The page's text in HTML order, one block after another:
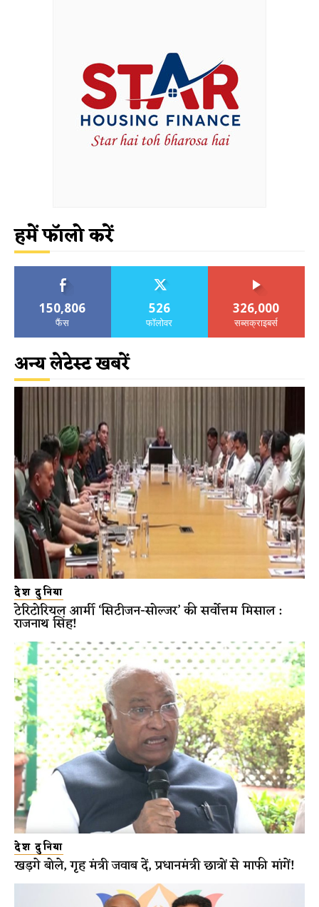
हमें फॉलो करें
150,806
फैंस
526
फॉलोवर
326,000
सब्सक्राइबर्स
अन्य लेटेस्ट खबरें
देश दुनिया
टेरिटोरियल आर्मी ‘सिटीजन-सोल्जर’ की सर्वोत्तम मिसाल :
राजनाथ सिंह!
देश दुनिया
खड़गे बोले, गृह मंत्री जवाब दें, प्रधानमंत्री छात्रों से माफी मांगें!